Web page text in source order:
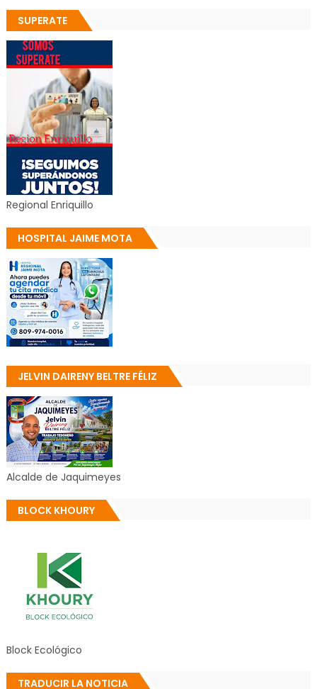
SUPERATE
Regional Enriquillo
HOSPITAL JAIME MOTA
JELVIN DAIRENY BELTRE FÉLIZ
Alcalde de Jaquimeyes
BLOCK KHOURY
Block Ecológico
TRADUCIR LA NOTICIA